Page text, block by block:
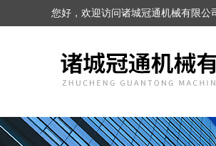
您好，欢迎访问诸城冠通机械有限公